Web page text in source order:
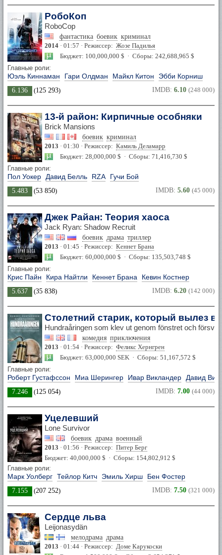
РобоКоп
RoboCop
фантастика боевик криминал
2014 · 01:57 · Режиссер: Жозе Падилья
Бюджет: 100,000,000 $ · Сборы: 242,688,965 $
Главные роли:
Юэль Киннаман Гари Олдман Майкл Китон Эбби Корниш
6.136 (125 293) IMDB: 6.10 (248 000)
13-й район: Кирпичные особняки
Brick Mansions
боевик криминал
2013 · 01:30 · Режиссер: Камиль Деламарр
Бюджет: 28,000,000 $ · Сборы: 71,416,730 $
Главные роли:
Пол Уокер Давид Белль RZA Гучи Бой
5.483 (53 850) IMDB: 5.60 (45 000)
Джек Райан: Теория хаоса
Jack Ryan: Shadow Recruit
боевик драма триллер
2013 · 01:45 · Режиссер: Кеннет Брана
Бюджет: 60,000,000 $ · Сборы: 135,503,748 $
Главные роли:
Крис Пайн Кира Найтли Кеннет Брана Кевин Костнер
5.637 (35 838) IMDB: 6.20 (142 000)
Столетний старик, который вылез в
Hundraåringen som klev ut genom fönstret och
комедия приключения
2013 · 01:54 · Режиссер: Феликс Хернгрен
Бюджет: 63,000,000 SEK · Сборы: 51,167,572 $
Главные роли:
Роберт Густафссон Миа Шерингер Ивар Викландер Давид
7.246 (125 054) IMDB: 7.00 (44 000)
Уцелевший
Lone Survivor
боевик драма военный
2013 · 01:56 · Режиссер: Питер Берг
Бюджет: 40,000,000 $ · Сборы: 154,802,912 $
Главные роли:
Марк Уолберг Тейлор Китч Эмиль Хирш Бен Фостер
7.155 (207 252) IMDB: 7.50 (321 000)
Сердце льва
Leijonasydän
мелодрама драма
2013 · 01:44 · Режиссер: Доме Карукоски